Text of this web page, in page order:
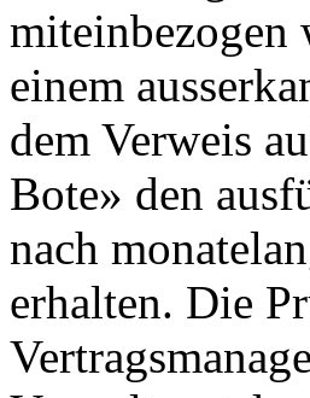
miteinbezogen
einem
dem Verweis
Bote» den
nach
erhalten. Die